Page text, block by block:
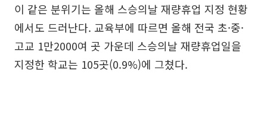
이 같은 분위기는 올해 스승의날 재량휴업 지정 현황
에서도 드러난다. 교육부에 따르면 올해 전국 초·중·
고교 1만2000여 곳 가운데 스승의날 재량휴업일을
지정한 학교는 105곳(0.9%)에 그쳤다.